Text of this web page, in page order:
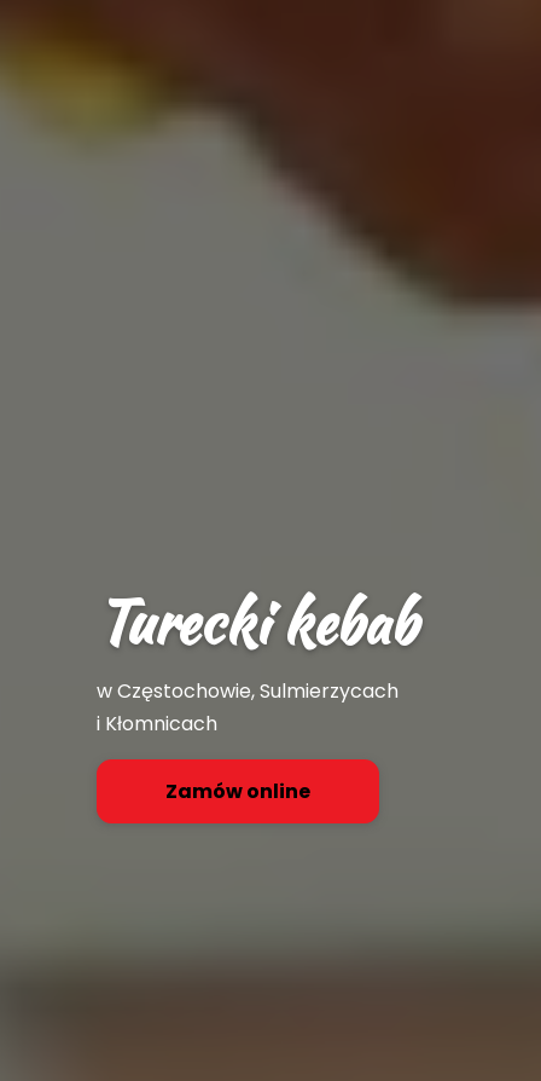
Turecki kebab
w Częstochowie, Sulmierzycach
i Kłomnicach
Zamów online